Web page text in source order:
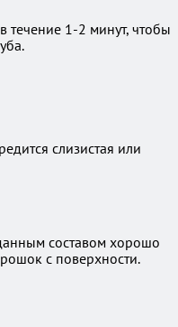
1-2 минут, чтобы
слизистая или
составом хорошо
с поверхности.